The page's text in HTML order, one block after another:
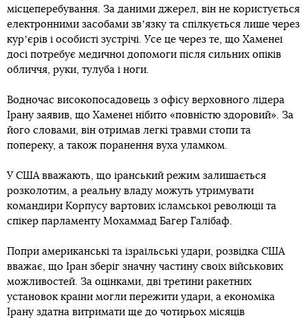
місцеперебування. За даними джерел, він не користується
електронними засобами звʼязку та спілкується лише через
курʼєрів і особисті зустрічі. Усе це через те, що Хаменеї
досі потребує медичної допомоги після сильних опіків
обличчя, руки, тулуба і ноги.
Водночас високопосадовець з офісу верховного лідера
Ірану заявив, що Хаменеї нібито «повністю здоровий». За
його словами, він отримав легкі травми стопи та
попереку, а також поранення вуха уламком.
У США вважають, що іранський режим залишається
розколотим, а реальну владу можуть утримувати
командири Корпусу вартових ісламської революції та
спікер парламенту Мохаммад Багер Галібаф.
Попри американські та ізраїльські удари, розвідка США
вважає, що Іран зберіг значну частину своїх військових
можливостей. За оцінками, дві третини ракетних
установок країни могли пережити удари, а економіка
Ірану здатна витримати ще до чотирьох місяців